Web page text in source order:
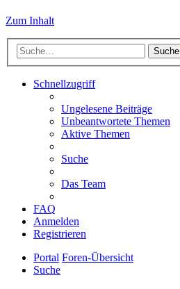
Zum Inhalt
Suche
Schnellzugriff
Ungelesene Beiträge
Unbeantwortete Themen
Aktive Themen
Suche
Das Team
FAQ
Anmelden
Registrieren
Portal Foren-Übersicht
Suche